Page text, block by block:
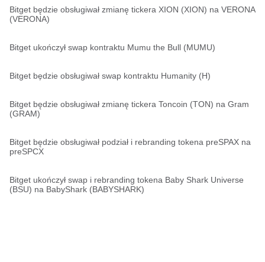
Bitget będzie obsługiwał zmianę tickera XION (XION) na VERONA
(VERONA)
Bitget ukończył swap kontraktu Mumu the Bull (MUMU)
Bitget będzie obsługiwał swap kontraktu Humanity (H)
Bitget będzie obsługiwał zmianę tickera Toncoin (TON) na Gram
(GRAM)
Bitget będzie obsługiwał podział i rebranding tokena preSPAX na
preSPCX
Bitget ukończył swap i rebranding tokena Baby Shark Universe
(BSU) na BabyShark (BABYSHARK)